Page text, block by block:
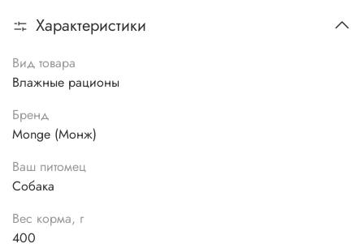
Характеристики
Вид товара
Влажные рационы
Бренд
Monge (Монж)
Ваш питомец
Собака
Вес корма, г
400